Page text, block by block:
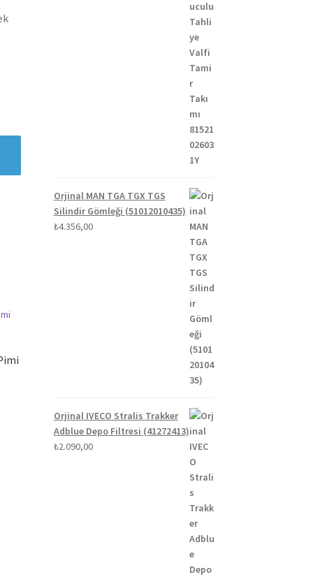
Orjinal MAN TGA TGX TGS
Silindir Gömleği (51012010435)
₺4.356,00
Orjinal IVECO Stralis Trakker
Adblue Depo Filtresi (41272413)
₺2.090,00